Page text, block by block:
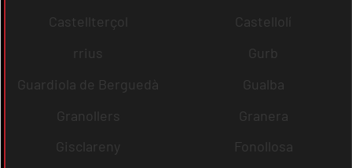
Castellterçol
Castellolí
rrius
Gurb
Guardiola de Berguedà
Gualba
Granollers
Granera
Gisclareny
Fonollosa